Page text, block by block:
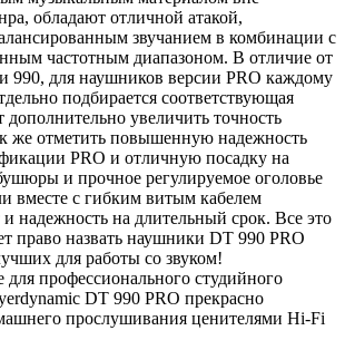
обладают отличной атакой,
звучанием в комбинации с
частотным диапазоном. В отличие от
990, для наушников версии PRO каждому
подбирается соответствующая
дополнительно увеличить точность
же отметить повышенную надежность
PRO и отличную посадку на
и прочное регулируемое оголовье
вместе с гибким витым кабелем
и надежность на длительный срок. Все это
право назвать наушники DT 990 PRO
для работы со звуком!
профессионального студийного
DT 990 PRO прекрасно
прослушивания ценителями Hi-Fi